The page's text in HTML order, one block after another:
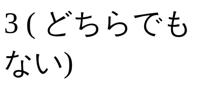
3 ( どちらでも
ない)